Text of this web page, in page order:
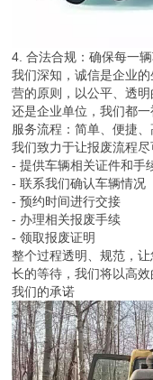
4. 合法合规：确保每一
我们深知，诚信是企业
营的原则，以公平、透
还是企业单位，我们都
服务流程：简单、便捷、
我们致力于让报废流程
- 提供车辆相关证件和手
- 联系我们确认车辆情况
- 预约时间进行交接
- 办理相关报废手续
- 领取报废证明
整个过程透明、规范，
长的等待，我们将以高效
我们的承诺